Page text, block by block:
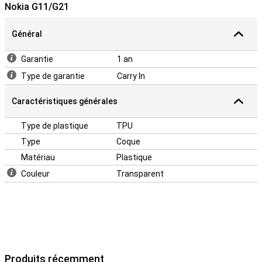
Nokia G11/G21
Général
Garantie
1 an
Type de garantie
Carry In
Caractéristiques générales
Type de plastique
TPU
Type
Coque
Matériau
Plastique
Couleur
Transparent
Produits récemment